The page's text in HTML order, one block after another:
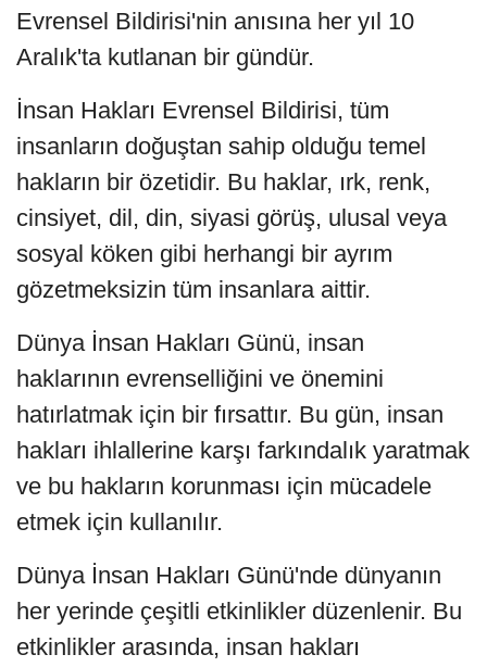
Evrensel Bildirisi'nin anısına her yıl 10
Aralık'ta kutlanan bir gündür.
İnsan Hakları Evrensel Bildirisi, tüm
insanların doğuştan sahip olduğu temel
hakların bir özetidir. Bu haklar, ırk, renk,
cinsiyet, dil, din, siyasi görüş, ulusal veya
sosyal köken gibi herhangi bir ayrım
gözetmeksizin tüm insanlara aittir.
Dünya İnsan Hakları Günü, insan
haklarının evrenselliğini ve önemini
hatırlatmak için bir fırsattır. Bu gün, insan
hakları ihlallerine karşı farkındalık yaratmak
ve bu hakların korunması için mücadele
etmek için kullanılır.
Dünya İnsan Hakları Günü'nde dünyanın
her yerinde çeşitli etkinlikler düzenlenir. Bu
etkinlikler arasında, insan hakları